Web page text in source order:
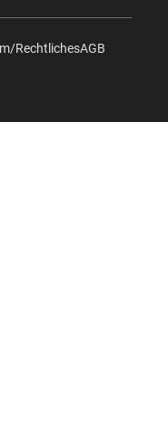
RechtlichesAGB